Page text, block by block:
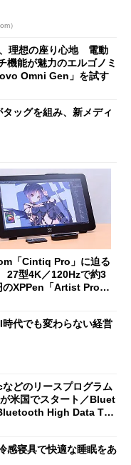
）
理想の座り心地 電動
機能が魅力のエルゴノミ
Omni Gen」を試す
ッグを組み、新メディ
「Cintiq Pro」に迫る
型4K／120Hzで約3
のXPPen「Artist Pro 2
時代でも変わらない経営
どのリースプログラム
米国でスタート／Bluet
High Data Thr
感寝具で快適な睡眠をあ